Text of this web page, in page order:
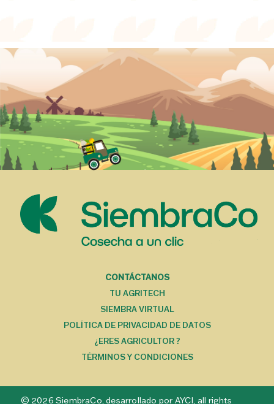
MENÚ DEL PIE
CONTÁCTANOS
TU AGRITECH
SIEMBRA VIRTUAL
POLÍTICA DE PRIVACIDAD DE DATOS
¿ERES AGRICULTOR ?
TÉRMINOS Y CONDICIONES
© 2026 SiembraCo, desarrollado por AYCI, all rights